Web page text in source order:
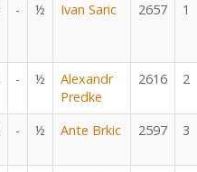
- ½ Ivan Saric 2657 1
- ½
Alexandr
Predke
2616 2
- ½ Ante Brkic 2597 3